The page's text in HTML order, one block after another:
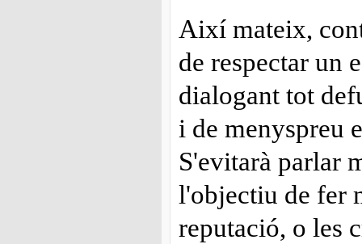
Així mateix,
de respectar un
dialogant tot
i de menyspreu
S'evitarà parlar
l'objectiu de fer
reputació, o les